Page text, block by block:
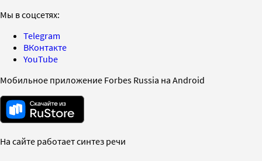
Мы в соцсетях:
Telegram
ВКонтакте
YouTube
Мобильное приложение Forbes Russia на Android
На сайте работает синтез речи